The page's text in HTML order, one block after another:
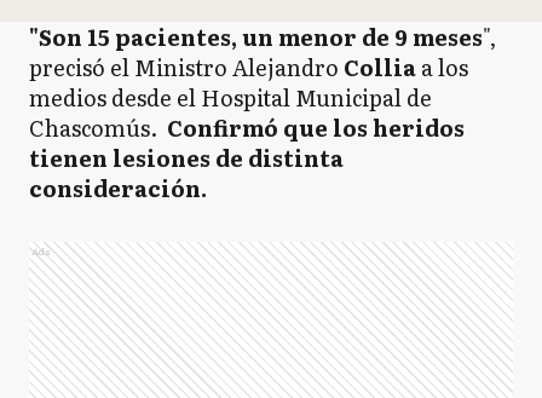
"Son 15 pacientes, un menor de 9 meses",
precisó el Ministro Alejandro Colliaa los
medios desde el Hospital Municipal de
Chascomús. Confirmó que los heridos
tienen lesiones de distinta
consideración.
Ads